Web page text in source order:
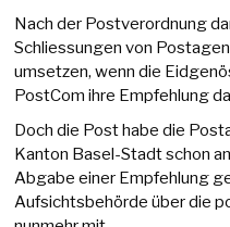
Nach der Postverordnung
Schliessungen von
umsetzen, wenn die
PostCom ihre Empfehlung
Doch die Post habe die
Kanton Basel-Stadt schon
Abgabe einer Empfehlung
Aufsichtsbehörde über die